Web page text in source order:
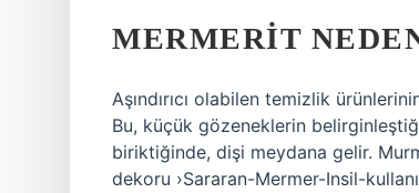
MERMERIT
Aşındırıcı olabilen temizlik
Bu, küçük gözeneklerin
biriktiğinde, dişi meydana gelir.
dekoru ›Sararan-Mermer-Insil-